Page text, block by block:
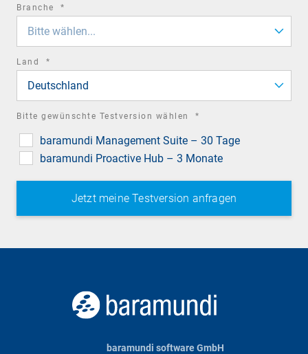
Branche *
Bitte wählen...
Land *
Deutschland
Bitte gewünschte Testversion wählen *
baramundi Management Suite – 30 Tage
baramundi Proactive Hub – 3 Monate
baramundi software GmbH